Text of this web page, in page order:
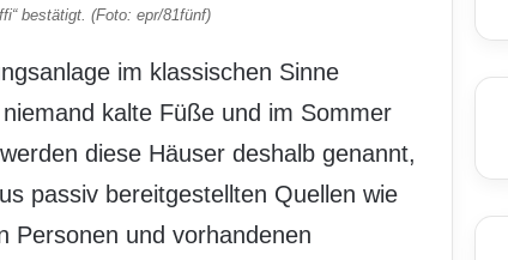
bestätigt. (Foto: epr/81fünf)
im klassischen Sinne
kalte Füße und im Sommer
diese Häuser deshalb genannt,
passiv bereitgestellten Quellen wie
Personen und vorhandenen